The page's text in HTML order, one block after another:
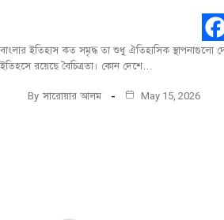
স্থাপনা
মূল রচনা
বাংলার ইতিহাস কত সমৃদ্ধ তা শুধু ঐতিহাসিক স্থাপনাগুলো
ইতিহসে রয়েছে বৈচিত্রতা। কোন দেশে…
By সারোয়ার আলম May 15, 2026